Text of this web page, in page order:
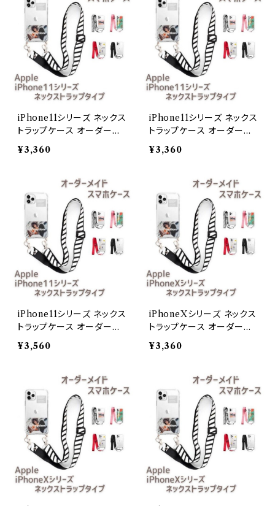
iPhone11シリーズ ネックス
トラップケース オーダーメ
イドiPhone11
¥3,360
iPhone11シリーズ ネックス
トラップケース オーダーメ
イドiPhone11 Pro
¥3,360
iPhone11シリーズ ネックス
トラップケース オーダーメ
イドiPhone11 Pro Max
¥3,560
iPhoneXシリーズ ネックス
トラップケース オーダーメ
イドiPhoneX
¥3,360